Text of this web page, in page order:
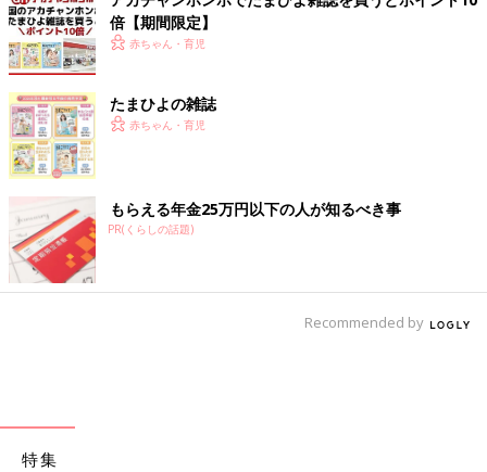
倍【期間限定】
赤ちゃん・育児
たまひよの雑誌
赤ちゃん・育児
もらえる年金25万円以下の人が知るべき事
PR(くらしの話題)
Recommended by
特集